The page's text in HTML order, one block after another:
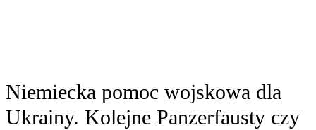
Niemiecka pomoc wojskowa dla
Ukrainy. Kolejne Panzerfausty czy